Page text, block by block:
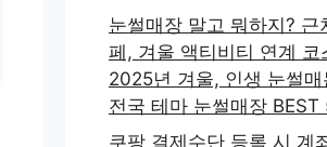
눈썰매장 말고 뭐하지? 근
페, 겨울 액티비티 연계 코
2025년 겨울, 인생 눈썰매
전국 테마 눈썰매장 BEST
쿠팡 결제수단 등록 시 계